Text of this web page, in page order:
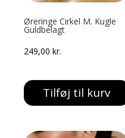
Øreringe Cirkel M. Kugle
Guldbelagt
249,00kr.
Tilføj til kurv